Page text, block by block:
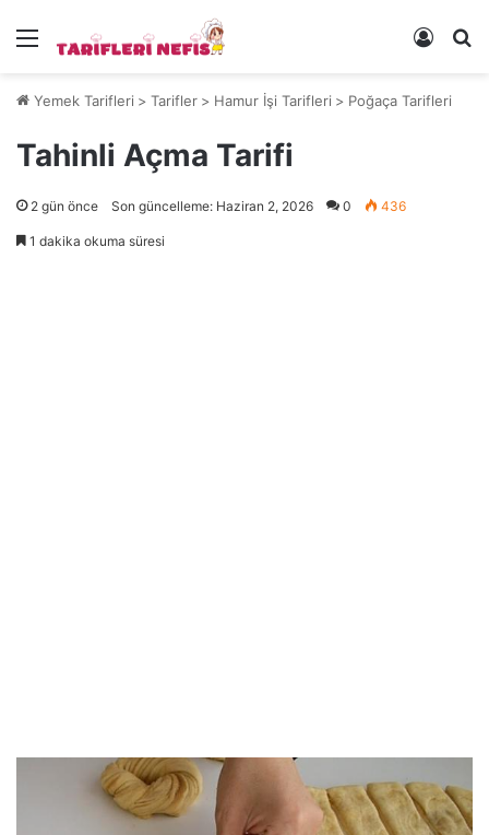
Menü Kayıt
Yemek Tarifleri > Tarifler > Hamur İşi Tarifleri > Poğaça Tarifleri
Tahinli Açma Tarifi
2 gün önce Son güncelleme: Haziran 2, 2026 0 436
1 dakika okuma süresi